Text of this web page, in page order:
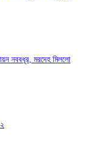
নববধূর, মরদেহ মিললো